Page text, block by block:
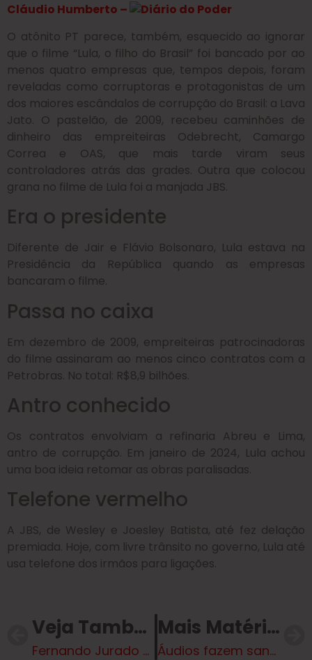
Cláudio Humberto –
O atônito PT parece, também, esquecido ao ignorar
que o filme “Lula, o filho do Brasil” foi bancado por ao
menos quatro empresas que, tempos depois, foram
reveladas como corruptoras e protagonistas de um
dos maiores escândalos de corrupção do Brasil: a Lava
Jato. O pastelão, de 2009, recebeu caminhões de
dinheiro das empreiteiras Odebrecht, Camargo
Correa e OAS, que mais tarde viram seus
controladores atrás das grades. Outra que colocou
grana no filme de Lula foi a manjada JBS.
Era o presidente
Diferente de Jair e Flávio Bolsonaro, Lula estava na
Presidência da República quando as empresas
bancaram o filme.
Passa no caixa
Em dezembro de 2009, empreiteiras patrocinadoras
do filme assinaram ao menos cinco contratos com a
Petrobras. No total: R$8,9 bilhões.
Antro conhecido
Os contratos envolviam a refinaria Abreu e Lima,
antro de corrupção. Em janeiro de 2024, Lula achou
uma boa ideia retomar as obras paralisadas.
Telefone vermelho
A JBS, de Wesley e Joesley Batista, até fez delação
premiada. Hoje, com livre trânsito no governo, Lula até
usa telefone dos irmãos para ligações.
Veja Também
Fernando Jurado apresenta indicações voltadas à saúde, inovação e mobilidade urbana
Mais Matérias
Áudios fazem sangrar candidatura de Flávio Bolsonaro